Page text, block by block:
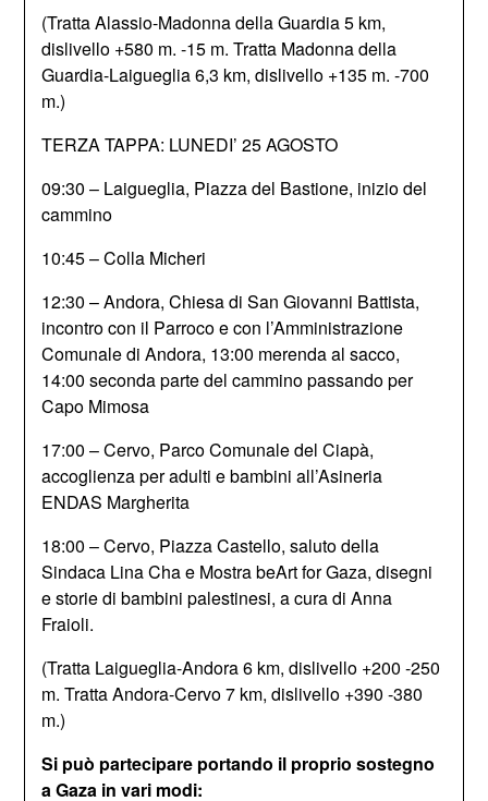
(Tratta Alassio-Madonna della Guardia 5 km,
dislivello +580 m. -15 m. Tratta Madonna della
Guardia-Laigueglia 6,3 km, dislivello +135 m. -700
m.)
TERZA TAPPA: LUNEDI’ 25 AGOSTO
09:30 – Laigueglia, Piazza del Bastione, inizio del
cammino
10:45 – Colla Micheri
12:30 – Andora, Chiesa di San Giovanni Battista,
incontro con il Parroco e con l’Amministrazione
Comunale di Andora, 13:00 merenda al sacco,
14:00 seconda parte del cammino passando per
Capo Mimosa
17:00 – Cervo, Parco Comunale del Ciapà,
accoglienza per adulti e bambini all’Asineria
ENDAS Margherita
18:00 – Cervo, Piazza Castello, saluto della
Sindaca Lina Cha e Mostra beArt for Gaza, disegni
e storie di bambini palestinesi, a cura di Anna
Fraioli.
(Tratta Laigueglia-Andora 6 km, dislivello +200 -250
m. Tratta Andora-Cervo 7 km, dislivello +390 -380
m.)
Si può partecipare portando il proprio sostegno
a Gaza in vari modi: